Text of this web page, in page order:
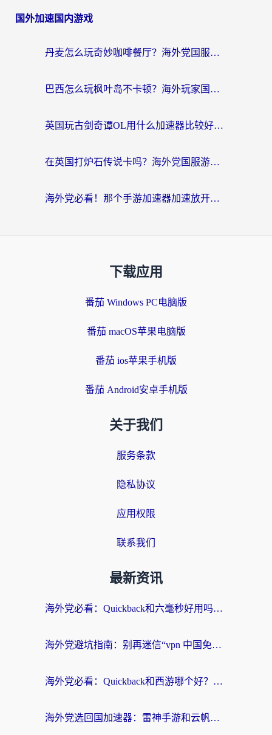
国外加速国内游戏
丹麦怎么玩奇妙咖啡餐厅？海外党国服游戏加速全攻略（附灌篮高手元气骑士实测）
巴西怎么玩枫叶岛不卡顿？海外玩家国服游戏加速器终极指南（含战双野兽领主提速秘籍）
英国玩古剑奇谭OL用什么加速器比较好？留学生亲测有效的国服游戏加速指南
在英国打炉石传说卡吗？海外党国服游戏不卡顿的终极指南
海外党必看！那个手游加速器加速放开那三国3最好？一篇解决国服游戏卡顿难题
下载应用
番茄 Windows PC电脑版
番茄 macOS苹果电脑版
番茄 ios苹果手机版
番茄 Android安卓手机版
关于我们
服务条款
隐私协议
应用权限
联系我们
最新资讯
海外党必看：Quickback和六毫秒好用吗？3步选对回国加速器，无缝刷国内剧玩游戏
海外党避坑指南：别再迷信“vpn 中国免费”，选对回国加速器才能无缝刷国内资源
海外党必看：Quickback和西游哪个好？3个维度教你选对回国加速器
海外党选回国加速器：雷神手游和云帆哪个好？附3组对比+避坑指南